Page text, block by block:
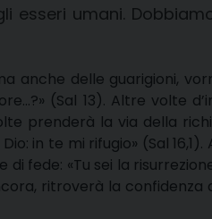
esseri umani.
anche delle guarigioni,
(Sal 13). Altre volte
prenderà la via della
in te mi rifugio» (Sal
fede: «Tu sei la
ritroverà la